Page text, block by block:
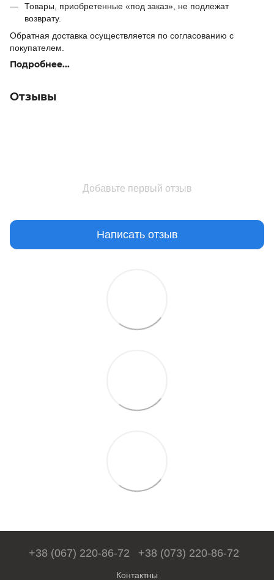
Товары, приобретенные «под заказ», не подлежат
возврату.
Обратная доставка осуществляется по согласованию с
покупателем.
Подробнее...
Отзывы
Добавьте первый отзыв
Написать отзыв
+38 (067) 220-86-72 +38 (073) 220-86-72
Контактны